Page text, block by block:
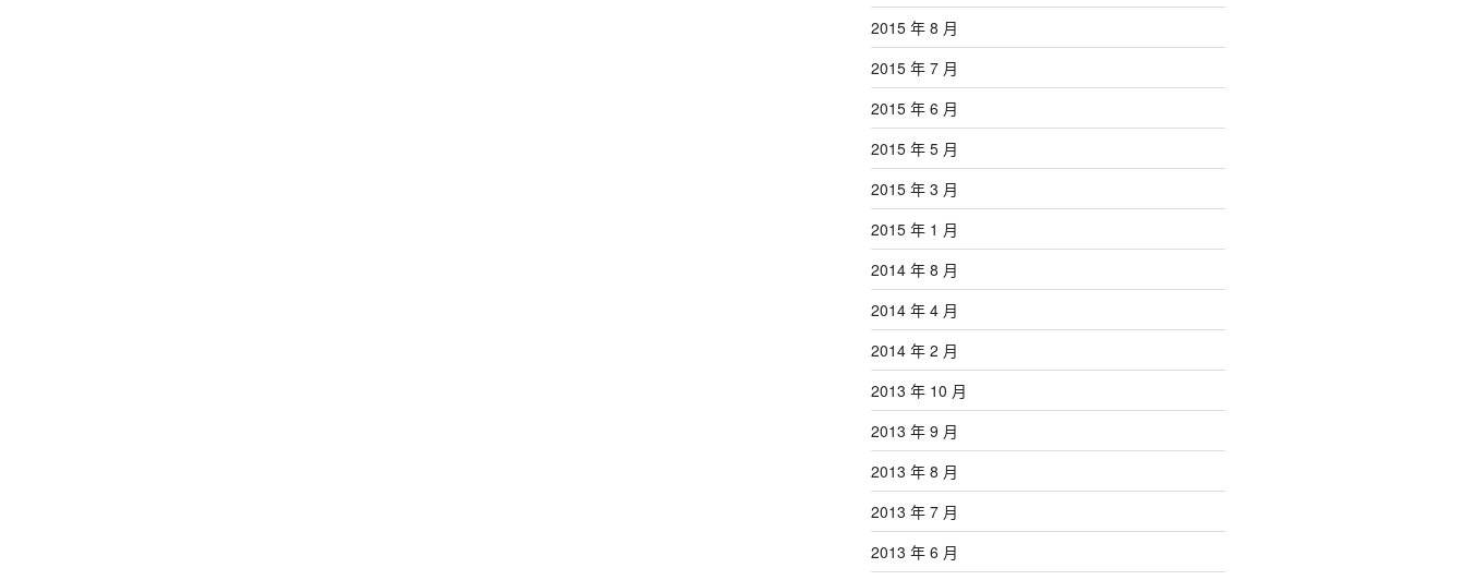
2015 年 8 月
2015 年 7 月
2015 年 6 月
2015 年 5 月
2015 年 3 月
2015 年 1 月
2014 年 8 月
2014 年 4 月
2014 年 2 月
2013 年 10 月
2013 年 9 月
2013 年 8 月
2013 年 7 月
2013 年 6 月